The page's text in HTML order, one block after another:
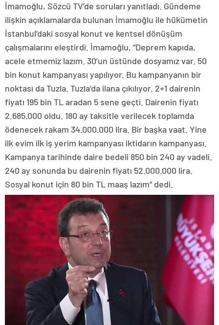
İmamoğlu, Sözcü TV’de soruları yanıtladı. Gündeme
ilişkin açıklamalarda bulunan İmamoğlu ile hükümetin
İstanbul’daki sosyal konut ve kentsel dönüşüm
çalışmalarını eleştirdi. İmamoğlu, “Deprem kapıda,
acele etmemiz lazım. 30’un üstünde dosyamız var. 50
bin konut kampanyası yapılıyor. Bu kampanyanın bir
noktası da Tuzla. Tuzla’da ilana çıkılıyor. 2+1 dairenin
fiyatı 195 bin TL aradan 5 sene geçti. Dairenin fiyatı
2.685.000 oldu. 180 ay taksitle verilecek toplamda
ödenecek rakam 34.000.000 lira. Bir başka vaat. Yine
ilk evim ilk iş yerim kampanyası iktidarın kampanyası.
Kampanya tarihinde daire bedeli 850 bin 240 ay vadeli.
240 ay sonunda bu dairenin fiyatı 52.000.000 lira.
Sosyal konut için 80 bin TL maaş lazım” dedi.